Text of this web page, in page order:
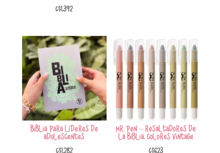
C$1,392
Biblia para Líderes de
Adolescentes
C$1,282
Mr. Pen – Resaltadores de
la Biblia, colores vintage
C$623